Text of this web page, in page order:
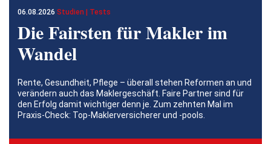
06.08.2026 Studien | Tests
Die Fairsten für Makler im
Wandel
Rente, Gesundheit, Pflege – überall stehen Reformen an und
verändern auch das Maklergeschäft. Faire Partner sind für
den Erfolg damit wichtiger denn je. Zum zehnten Mal im
Praxis-Check: Top-Maklerversicherer und -pools.